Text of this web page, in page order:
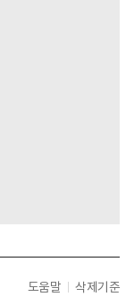
도움말 삭제기준